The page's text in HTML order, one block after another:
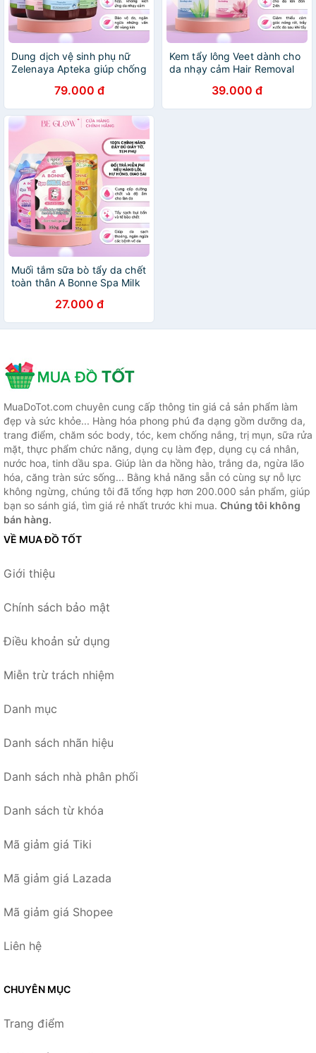
Dung dịch vệ sinh phụ nữ
Zelenaya Apteka giúp chống
bằng độ pH Anteka 370ml -
Be Glow Beauty
79.000 đ
Kem tẩy lông Veet dành cho
da nhạy cảm Hair Removal
39.000 đ
Muối tắm sữa bò tẩy da chết
toàn thân A Bonne Spa Milk
Glow Beauty27.000 đ
MuaDoTot.com chuyên cung cấp thông tin giá cả sản phẩm làm
đẹp và sức khỏe... Hàng hóa phong phú đa dạng gồm dưỡng da,
trang điểm, chăm sóc body, tóc, kem chống nắng, trị mụn, sữa rửa
mặt, thực phẩm chức năng, dụng cụ làm đẹp, dụng cụ cá nhân,
nước hoa, tinh dầu spa. Giúp làn da hồng hào, trắng da, ngừa lão
hóa, căng tràn sức sống... Bằng khả năng sẵn có cùng sự nỗ lực
không ngừng, chúng tôi đã tổng hợp hơn 200.000 sản phẩm, giúp
bạn so sánh giá, tìm giá rẻ nhất trước khi mua. Chúng tôi không
bán hàng.
VỀ MUA ĐỒ TỐT
Giới thiệu
Chính sách bảo mật
Điều khoản sử dụng
Miễn trừ trách nhiệm
Danh mục
Danh sách nhãn hiệu
Danh sách nhà phân phối
Danh sách từ khóa
Mã giảm giá Tiki
Mã giảm giá Lazada
Mã giảm giá Shopee
Liên hệ
CHUYÊN MỤC
Trang điểm